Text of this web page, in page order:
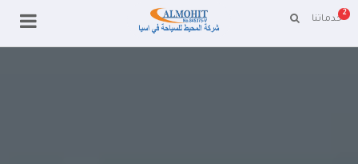
خدماتنا
2